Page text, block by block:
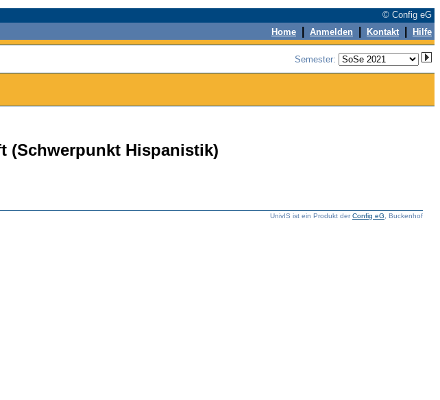
© Config eG
Home Anmelden Kontakt Hilfe
Semester:
(Schwerpunkt Hispanistik)
UnivIS ist ein Produkt derConfig eG , Buckenhof